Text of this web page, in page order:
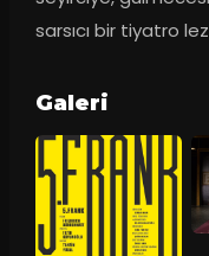
sarsıcı bir tiyatro
Galeri